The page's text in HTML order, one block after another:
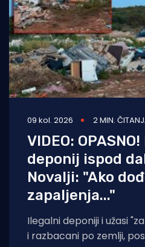
09 kol. 2026 2 MIN.
VIDEO:
deponij ispod
Novalji: "Ako
zapaljenja..."
Ilegalni deponiji i užasi
i razbacani po zemlji,